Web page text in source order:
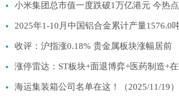
小米集团总市值一度跌破1万亿港元 今热点
收评：沪指涨0.18% 贵金属板块涨幅居前
海运集装箱公司名单在这！（2025/11/19）